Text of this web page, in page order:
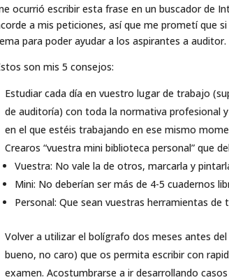
ocurrió escribir esta frase en un buscador de
a mis peticiones, así que me prometí que
para poder ayudar a los aspirantes a auditor.
son mis 5 consejos:
Estudiar cada día en vuestro lugar de trabajo
de auditoría) con toda la normativa profesional
en el que estéis trabajando en ese mismo
Crearos “vuestra mini biblioteca personal” que
Vuestra: No vale la de otros, marcarla y
Mini: No deberían ser más de 4-5 cuadernos
Personal: Que sean vuestras herramientas
Volver a utilizar el bolígrafo dos meses antes
bueno, no caro) que os permita escribir con
examen. Acostumbrarse a ir desarrollando